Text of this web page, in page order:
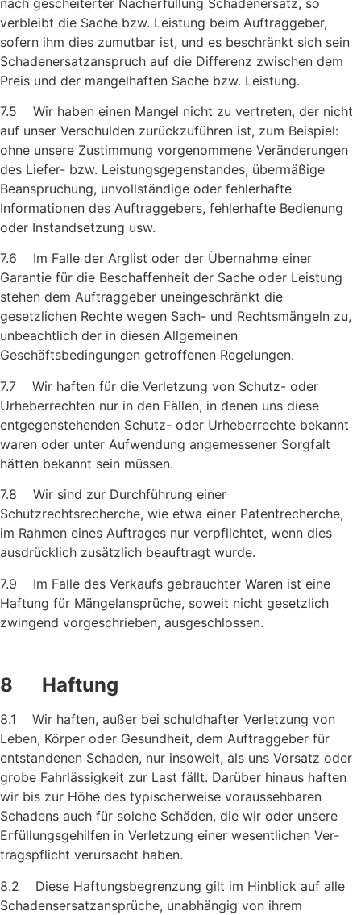
verbleibt die Sache bzw. Leistung beim Auf­traggeber,
sofern ihm dies zumutbar ist, und es beschränkt sich sein
Schadenersatzanspruch auf die Differenz zwischen dem
Preis und der mangelhaften Sache bzw. Leistung.
7.5 Wir haben einen Mangel nicht zu vertreten, der nicht
auf unser Verschulden zurückzuführen ist, zum Beispiel:
ohne unsere Zu­stimmung vorgenommene Veränderungen
des Liefer- bzw. Leistungsgegenstandes, übermäßige
Beanspruchung, unvollstän­dige oder fehlerhafte
Informationen des Auftraggebers, fehlerhafte Bedienung
oder Instandsetzung usw.
7.6 Im Falle der Arglist oder der Übernahme einer
Garantie für die Beschaffenheit der Sache oder Leistung
stehen dem Auftrag­geber uneingeschränkt die
gesetzlichen Rechte wegen Sach- und Rechtsmängeln zu,
unbeachtlich der in diesen Allgemeinen
Geschäftsbedingungen getroffenen Regelungen.
7.7 Wir haften für die Verletzung von Schutz- oder
Urheberrechten nur in den Fällen, in denen uns diese
entgegenstehenden Schutz- oder Urheberrechte bekannt
waren oder unter Aufwendung ange­messener Sorgfalt
hätten bekannt sein müssen.
7.8 Wir sind zur Durchführung einer
Schutzrechtsrecherche, wie etwa einer Patentrecherche,
im Rahmen eines Auftrages nur verpflich­tet, wenn dies
ausdrücklich zusätzlich beauftragt wurde.
7.9 Im Falle des Verkaufs gebrauchter Waren ist eine
Haftung für Mängelansprüche, soweit nicht gesetzlich
zwingend vorgeschrie­ben, ausgeschlossen.
8 Haftung
8.1 Wir haften, außer bei schuldhafter Verletzung von
Leben, Körper oder Gesundheit, dem Auftraggeber für
entstandenen Schaden, nur insoweit, als uns Vorsatz oder
grobe Fahrlässigkeit zur Last fällt. Darüber hinaus haften
wir bis zur Höhe des typischerweise voraussehbaren
Schadens auch für solche Schäden, die wir oder unsere
Erfüllungsgehilfen in Verletzung einer wesentlichen Ver­
tragspflicht verursacht haben.
8.2 Diese Haftungsbegrenzung gilt im Hinblick auf alle
Schadens­ersatzansprüche, unabhängig von ihrem